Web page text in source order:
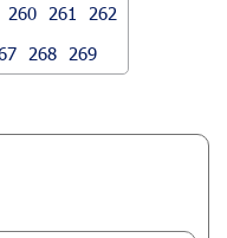
260 261
262
268 269